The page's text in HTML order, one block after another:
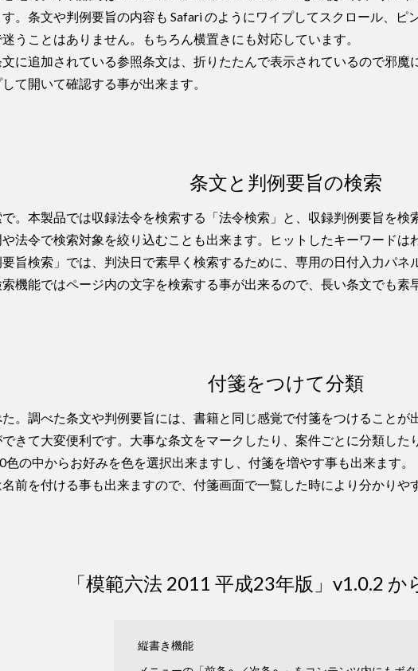
。条文や判例要旨の内容も Safari のようにワイプしてスクロール、ピ
うことはありません。もちろん横置きにも対応しています。
に追加されている参照条文は、折りたたんで表示されているので邪魔
て開いて確認する事が出来ます。
条文と判例要旨の検索
。本製品では収録法令を検索する「法令検索」と、収録判例要旨を検
法令で検索対象を絞り込むことも出来ます。ヒットしたキーワードは
旨検索」では、判決日で素早く検索するために、専用の日付入力パネ
機能ではページ内の文字を検索する事が出来るので、長い条文でも素
付箋をつけて分類
。調べた条文や判例要旨には、書籍と同じ感覚で付箋をつけることが
きて大変便利です。大事な条文をマークしたり、案件ごとに分類した
色の中からお好みを色を選択出来ますし、付箋を増やす事も出来ます。
前を付ける事も出来ますので、付箋画面で一覧した時により分かりや
「模範六法 2011 平成23年版」v1.0.2 か
縦書き機能